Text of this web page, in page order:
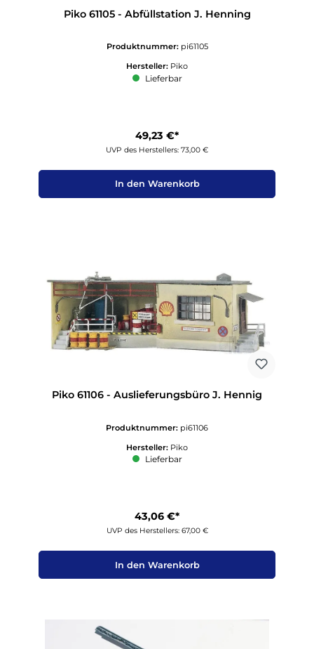
Piko 61105 - Abfüllstation J. Henning
Produktnummer: pi61105
Hersteller: Piko
Lieferbar
49,23 €*
UVP des Herstellers: 73,00 €
In den Warenkorb
Piko 61106 - Auslieferungsbüro J. Hennig
Produktnummer: pi61106
Hersteller: Piko
Lieferbar
43,06 €*
UVP des Herstellers: 67,00 €
In den Warenkorb